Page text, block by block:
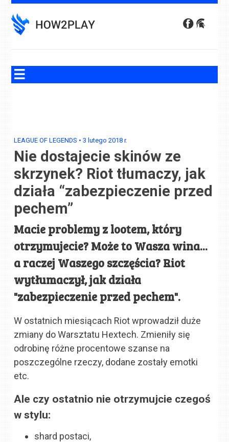
to
content
LEAGUE OF LEGENDS •3 lutego 2018 r.
Nie dostajecie skinów ze
skrzynek? Riot tłumaczy, jak
działa “zabezpieczenie przed
pechem”
Macie problemy z lootem, który
otrzymujecie? Może to Wasza wina...
a raczej Waszego szczęścia? Riot
wytłumaczył, jak działa
"zabezpieczenie przed pechem".
W ostatnich miesiącach Riot wprowadził duże
zmiany do Warsztatu Hextech. Zmieniły się
odrobinę różne procentowe szanse na
poszczególne rzeczy, dodane zostały emotki
etc.
Ale czy ostatnio nie otrzymujcie czegoś
w stylu:
shard postaci,